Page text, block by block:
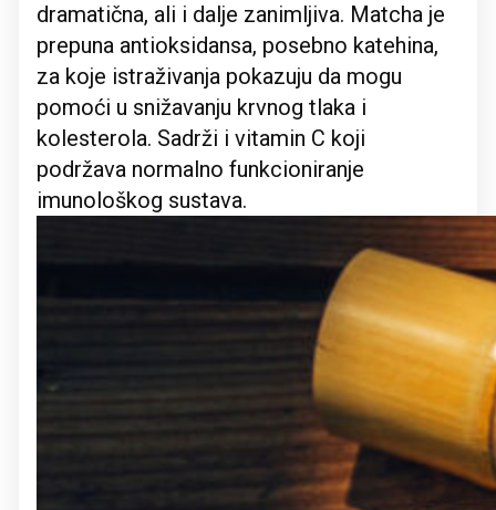
dramatična, ali i dalje zanimljiva. Matcha je
prepuna antioksidansa, posebno katehina,
za koje istraživanja pokazuju da mogu
pomoći u snižavanju krvnog tlaka i
kolesterola. Sadrži i vitamin C koji
podržava normalno funkcioniranje
imunološkog sustava.